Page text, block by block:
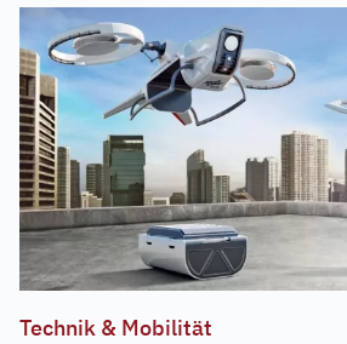
Technik & Mobilität